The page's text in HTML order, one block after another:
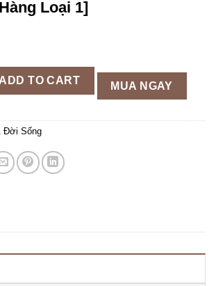
Loại 1]
VỒNG XIN MIER . LOẠI XỊN . [Hàng Loại 1]
ADD TO CART MUA NGAY
Đời Sống